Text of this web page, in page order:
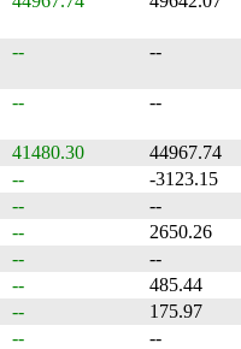
-- --
-- --
41480.30
44967.74
--
-3123.15
--
--
--
2650.26
--
--
--
485.44
--
175.97
--
--